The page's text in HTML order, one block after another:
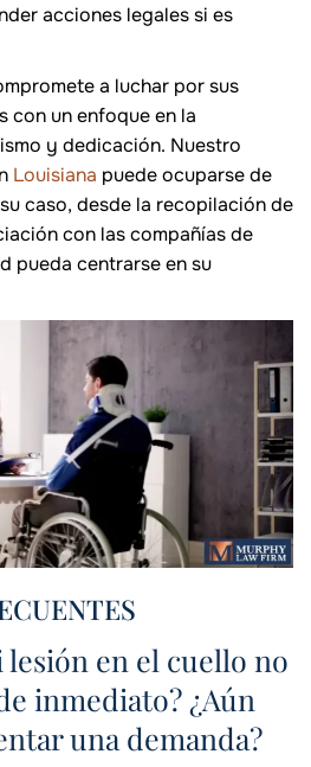
acciones legales si es
a luchar por sus
con un enfoque en la
y dedicación. Nuestro
Louisiana puede ocuparse de
caso, desde la recopilación de
con las compañías de
pueda centrarse en su
lesión en el cuello no
inmediato? ¿Aún
una demanda?